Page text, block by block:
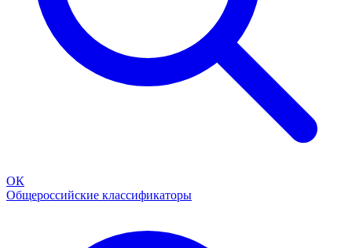
ОК
Общероссийские классификаторы